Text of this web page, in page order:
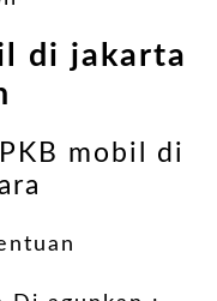
di jakarta
mobil di